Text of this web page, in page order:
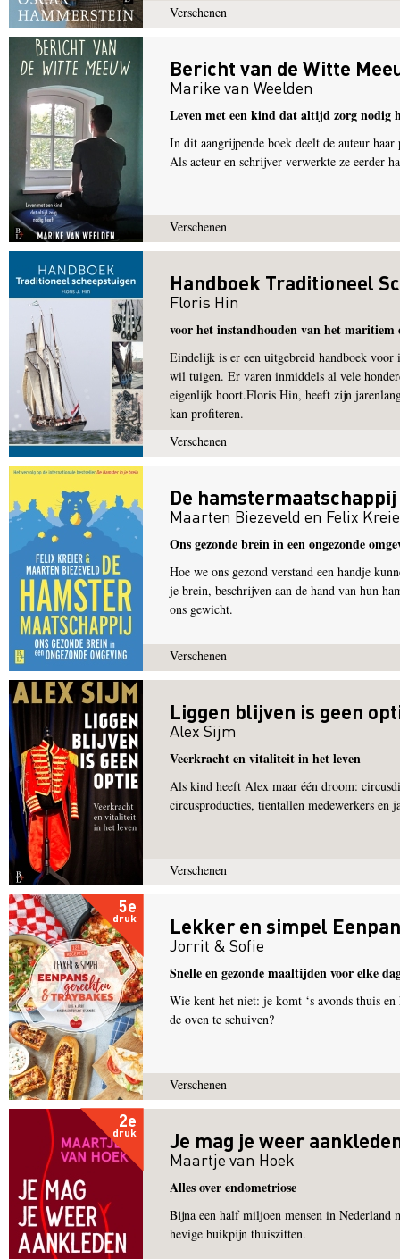
Verschenen
Bericht van de Witte
Marike van Weelden
Leven met een kind dat altijd zorg nodig
In dit aangrijpende boek deelt de auteur
Als acteur en schrijver verwerkte ze eerder
Verschenen
Handboek Traditioneel
Floris Hin
voor het instandhouden van het maritiem
Eindelijk is er een uitgebreid handboek voor
wil tuigen. Er varen inmiddels al vele
eigenlijk hoort.Floris Hin, heeft zijn
kan profiteren.
Verschenen
De hamstermaatschappij
Maarten Biezeveld en Felix
Ons gezonde brein in een ongezonde
Hoe we ons gezond verstand een handje
je brein, beschrijven aan de hand van hun
ons gewicht.
Verschenen
Liggen blijven is geen
Alex Sijm
Veerkracht en vitaliteit in het leven
Als kind heeft Alex maar één droom:
circusproducties, tientallen medewerkers en
Verschenen
5e
druk Lekker en simpel
Jorrit & Sofie
Snelle en gezonde maaltijden voor elke
Wie kent het niet: je komt ‘s avonds thuis
de oven te schuiven?
Verschenen
2e
druk Je mag je weer
Maartje van Hoek
Alles over endometriose
Bijna een half miljoen mensen in Nederland
hevige buikpijn thuiszitten.